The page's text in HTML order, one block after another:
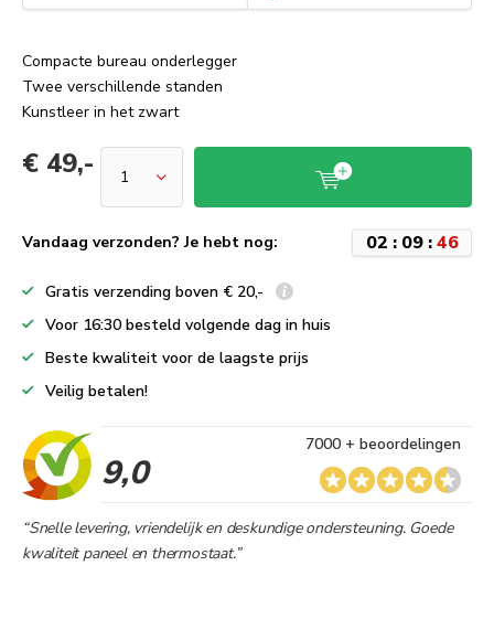
Compacte bureau onderlegger
Twee verschillende standen
Kunstleer in het zwart
€ 49,-
Vandaag verzonden? Je hebt nog: 02 : 09:45
Gratis verzending boven € 20,-
Voor 16:30 besteld volgende dag in huis
Beste kwaliteit voor de laagste prijs
Veilig betalen!
9,0
7000 + beoordelingen
“Snelle levering, vriendelijk en deskundige ondersteuning. Goede
kwaliteit paneel en thermostaat.”